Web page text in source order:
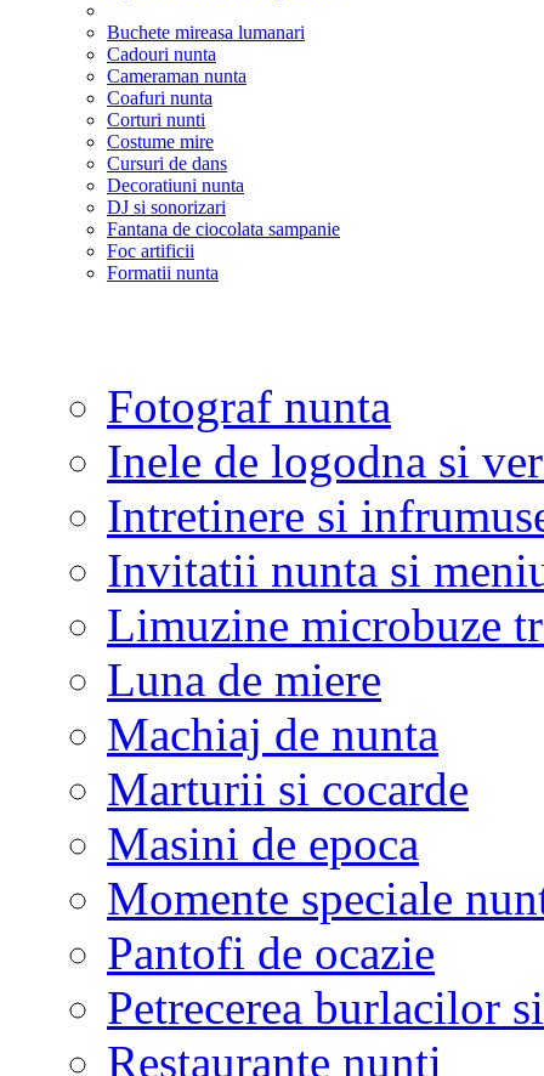
Buchete mireasa lumanari
Cadouri nunta
Cameraman nunta
Coafuri nunta
Corturi nunti
Costume mire
Cursuri de dans
Decoratiuni nunta
DJ si sonorizari
Fantana de ciocolata sampanie
Foc artificii
Formatii nunta
Fotograf nunta
Inele de logodna si
Intretinere si
Invitatii nunta si
Limuzine microbuze
Luna de miere
Machiaj de nunta
Marturii si cocarde
Masini de epoca
Momente speciale
Pantofi de ocazie
Petrecerea burlacilor
Restaurante nunti